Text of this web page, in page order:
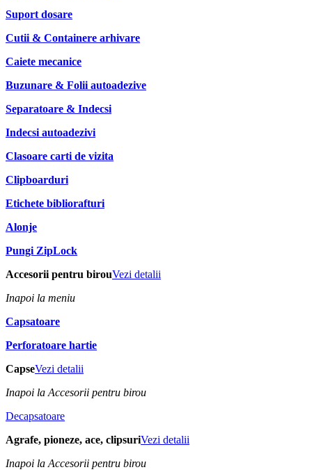
Suport dosare
Cutii & Containere arhivare
Caiete mecanice
Buzunare & Folii autoadezive
Separatoare & Indecsi
Indecsi autoadezivi
Clasoare carti de vizita
Clipboarduri
Etichete bibliorafturi
Alonje
Pungi ZipLock
Accesorii pentru birouVezi detalii
Inapoi la meniu
Capsatoare
Perforatoare hartie
CapseVezi detalii
Inapoi la Accesorii pentru birou
Decapsatoare
Agrafe, pioneze, ace, clipsuriVezi detalii
Inapoi la Accesorii pentru birou